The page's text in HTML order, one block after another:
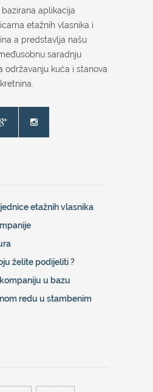
aplikacija
etažnih vlasnika i
a predstavlja našu
saradnju
održavanju kuća i stanova
etažnih vlasnika
želite podijeliti ?
u bazu
redu u stambenim